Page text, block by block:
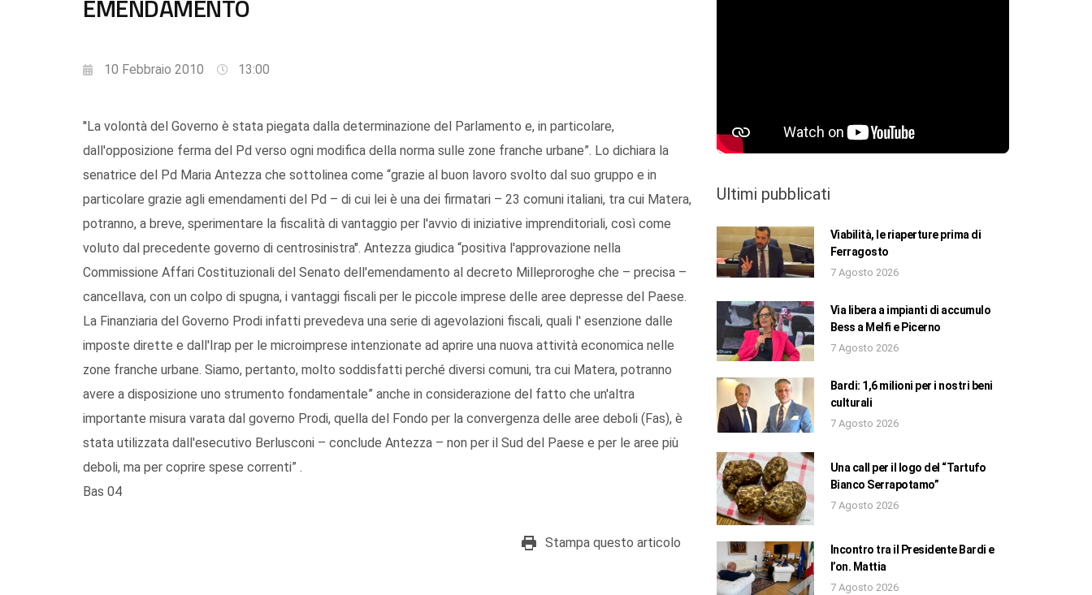
EMENDAMENTO
10 Febbraio 2010 13:00
''La volontà del Governo è stata piegata dalla determinazione del Parlamento e, in particolare,
dall'opposizione ferma del Pd verso ogni modifica della norma sulle zone franche urbane”. Lo dichiara la
senatrice del Pd Maria Antezza che sottolinea come “grazie al buon lavoro svolto dal suo gruppo e in
particolare grazie agli emendamenti del Pd – di cui lei è una dei firmatari – 23 comuni italiani, tra cui Matera,
potranno, a breve, sperimentare la fiscalità di vantaggio per l'avvio di iniziative imprenditoriali, così come
voluto dal precedente governo di centrosinistra''. Antezza giudica “positiva l'approvazione nella
Commissione Affari Costituzionali del Senato dell'emendamento al decreto Milleproroghe che – precisa –
cancellava, con un colpo di spugna, i vantaggi fiscali per le piccole imprese delle aree depresse del Paese.
La Finanziaria del Governo Prodi infatti prevedeva una serie di agevolazioni fiscali, quali l' esenzione dalle
imposte dirette e dall'Irap per le microimprese intenzionate ad aprire una nuova attività economica nelle
zone franche urbane. Siamo, pertanto, molto soddisfatti perché diversi comuni, tra cui Matera, potranno
avere a disposizione uno strumento fondamentale” anche in considerazione del fatto che un'altra
importante misura varata dal governo Prodi, quella del Fondo per la convergenza delle aree deboli (Fas), è
stata utilizzata dall'esecutivo Berlusconi – conclude Antezza – non per il Sud del Paese e per le aree più
deboli, ma per coprire spese correnti” .
Bas 04
Stampa questo articolo
Ultimi pubblicati
Viabilità, le riaperture prima di
Ferragosto
7 Agosto 2026
Via libera a impianti di accumulo
Bess a Melfi e Picerno
7 Agosto 2026
Bardi: 1,6 milioni per i nostri beni
culturali
7 Agosto 2026
Una call per il logo del “Tartufo
Bianco Serrapotamo”
7 Agosto 2026
Incontro tra il Presidente Bardi e
l’on. Mattia
7 Agosto 2026